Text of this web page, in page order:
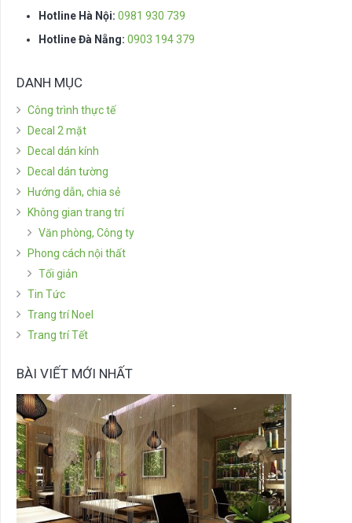
Hotline Hà Nội: 0981 930 739
Hotline Đà Nẵng: 0903 194 379
DANH MỤC
Công trình thực tế
Decal 2 mặt
Decal dán kính
Decal dán tường
Hướng dẫn, chia sẻ
Không gian trang trí
Văn phòng, Công ty
Phong cách nội thất
Tối giản
Tin Tức
Trang trí Noel
Trang trí Tết
BÀI VIẾT MỚI NHẤT